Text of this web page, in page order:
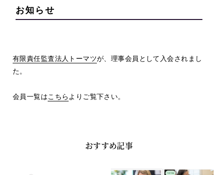
お知らせ
有限責任監査法人トーマツが、理事会員として入会されまし
た。
会員一覧はこちら よりご覧下さい。
おすすめ記事